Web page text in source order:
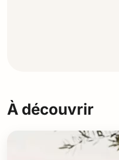
À découvrir